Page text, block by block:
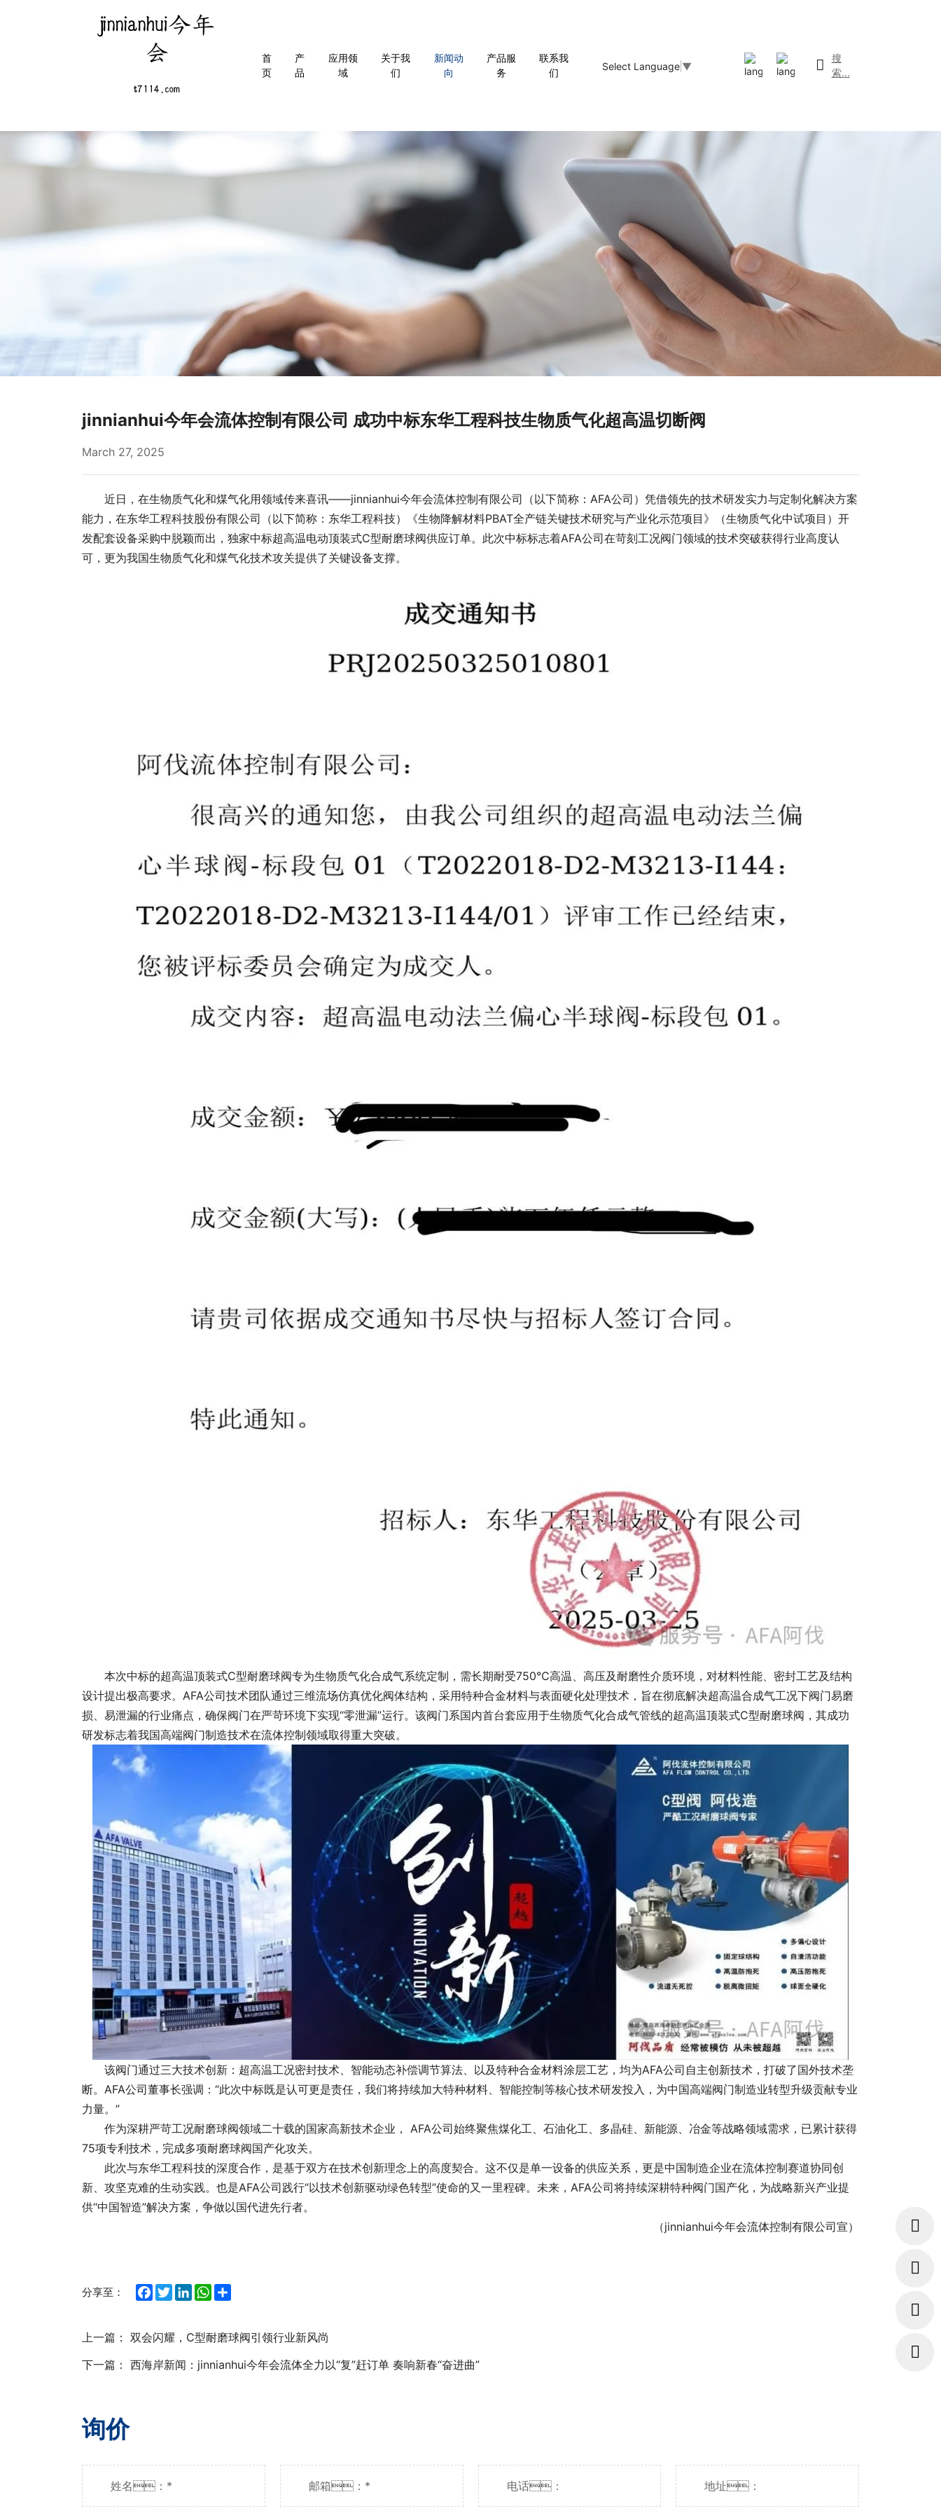
首
页
产
品
应用领
域
关于我
们
新闻动
向
产品服
务
联系我
们
Select Language ▼
搜
索...
jinnianhui今年会流体控制有限公司 成功中标东华工程科技生物质气化超高温切断阀
March 27, 2025
近日，在生物质气化和煤气化用领域传来喜讯——jinnianhui今年会流体控制有限公司（以下简称：AFA公司）凭借领先的技术研发实力与定制化解决方案
能力，在东华工程科技股份有限公司（以下简称：东华工程科技）《生物降解材料PBAT全产链关键技术研究与产业化示范项目》（生物质气化中试项目）开
发配套设备采购中脱颖而出，独家中标超高温电动顶装式C型耐磨球阀供应订单。此次中标标志着AFA公司在苛刻工况阀门领域的技术突破获得行业高度认
可，更为我国生物质气化和煤气化技术攻关提供了关键设备支撑。
本次中标的超高温顶装式C型耐磨球阀专为生物质气化合成气系统定制，需长期耐受750℃高温、高压及耐磨性介质环境，对材料性能、密封工艺及结构
设计提出极高要求。AFA公司技术团队通过三维流场仿真优化阀体结构，采用特种合金材料与表面硬化处理技术，旨在彻底解决超高温合成气工况下阀门易磨
损、易泄漏的行业痛点，确保阀门在严苛环境下实现“零泄漏”运行。该阀门系国内首台套应用于生物质气化合成气管线的超高温顶装式C型耐磨球阀，其成功
研发标志着我国高端阀门制造技术在流体控制领域取得重大突破。
该阀门通过三大技术创新：超高温工况密封技术、智能动态补偿调节算法、以及特种合金材料涂层工艺，均为AFA公司自主创新技术，打破了国外技术垄
断。AFA公司董事长强调：“此次中标既是认可更是责任，我们将持续加大特种材料、智能控制等核心技术研发投入，为中国高端阀门制造业转型升级贡献专业
力量。”
作为深耕严苛工况耐磨球阀领域二十载的国家高新技术企业， AFA公司始终聚焦煤化工、石油化工、多晶硅、新能源、冶金等战略领域需求，已累计获得
75项专利技术，完成多项耐磨球阀国产化攻关。
此次与东华工程科技的深度合作，是基于双方在技术创新理念上的高度契合。这不仅是单一设备的供应关系，更是中国制造企业在流体控制赛道协同创
新、攻坚克难的生动实践。也是AFA公司践行“以技术创新驱动绿色转型”使命的又一里程碑。未来，AFA公司将持续深耕特种阀门国产化，为战略新兴产业提
供“中国智造”解决方案，争做以国代进先行者。
（jinnianhui今年会流体控制有限公司宣）
分享至： Facebook
TwitterLinkedInWhatsApp
上一篇： 双会闪耀，C型耐磨球阀引领行业新风尚
下一篇： 西海岸新闻：jinnianhui今年会流体全力以“复”赶订单 奏响新春“奋进曲”
询价